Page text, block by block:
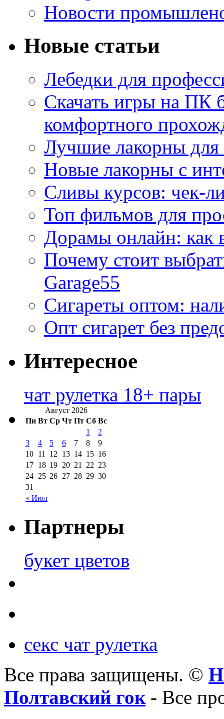
Новости
Новые статьи
Лебедки для
Скачать игры на ПК
комфортного
Лучшие лакорны для
Новые лакорны с
Сливы курсов: чек-
Топ фильмов для
Дорамы онлайн: как
Почему стоит
Garage55
Сигареты оптом:
Опт сигарет без
Интересное
чат рулетка 18+ пары
Август 2026
Пн Вт Ср Чт Пт Сб Вс
« Июл
1
2
3
4 5 6 7 8
9
10 11 12 13 14 15 16
17 18 19 20 21 22 23
24 25 26 27 28 29 30
31
Партнеры
букет цветов
секс чат рулетка
Все права защищены. ©
Полтавский гок- Все